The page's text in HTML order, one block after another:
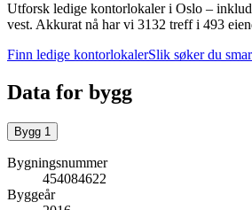
Utforsk ledige kontorlokaler i Oslo –
vest. Akkurat nå har vi 3132 treff i 493
Finn ledige kontorlokalerSlik søker du
Data for bygg
Bygg 1
Bygningsnummer
454084622
Byggeår